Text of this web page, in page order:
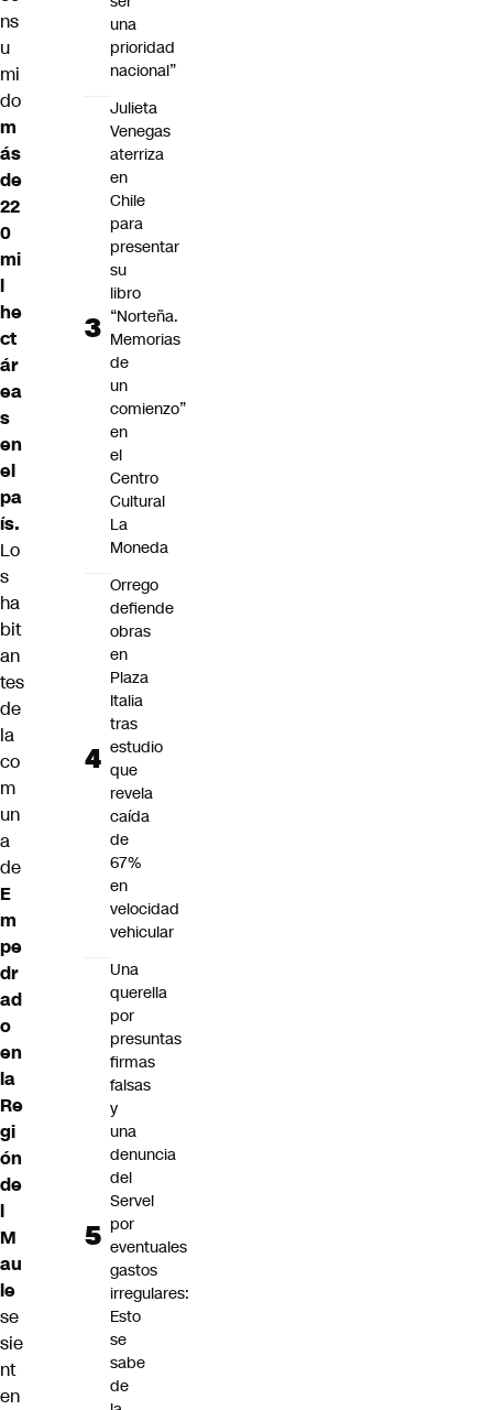
ns
u
mi
do
m
ás
de
22
0
mi
l
he
ct
ár
ea
s
en
el
pa
ís.
Lo
s
ha
bit
an
tes
de
la
co
m
un
a
de
E
m
pe
dr
ad
o
en
la
Re
gi
ón
de
l
M
au
le
se
sie
nt
en
una
prioridad
nacional”
Julieta
Venegas
aterriza
en
Chile
para
presentar
su
libro
“Norteña.
Memorias
de
un
comienzo”
en
el
Centro
Cultural
La
Moneda
Orrego
defiende
obras
en
Plaza
Italia
tras
estudio
que
revela
caída
de
67%
en
velocidad
vehicular
Una
querella
por
presuntas
firmas
falsas
y
una
denuncia
del
Servel
por
eventuales
gastos
irregulares:
Esto
se
sabe
de